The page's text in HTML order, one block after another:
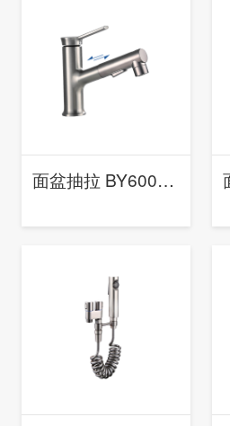
面盆抽拉 BY6005 (枪灰)